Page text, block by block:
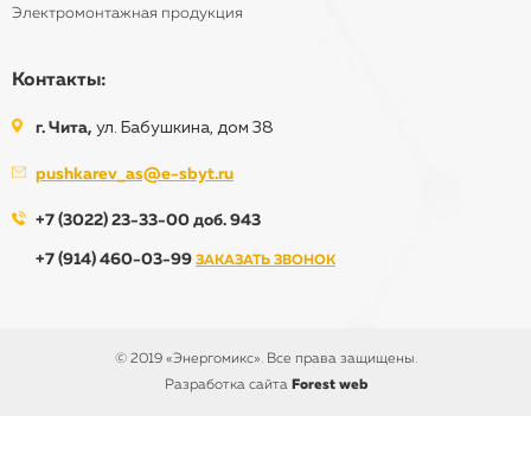
Электромонтажная продукция
Контакты:
г. Чита, ул. Бабушкина, дом 38
pushkarev_as@e-sbyt.ru
+7 (3022) 23-33-00 доб. 943
+7 (914) 460-03-99 ЗАКАЗАТЬ ЗВОНОК
© 2019 «Энергомикс». Все права защищены.
Разработка сайта Forest web